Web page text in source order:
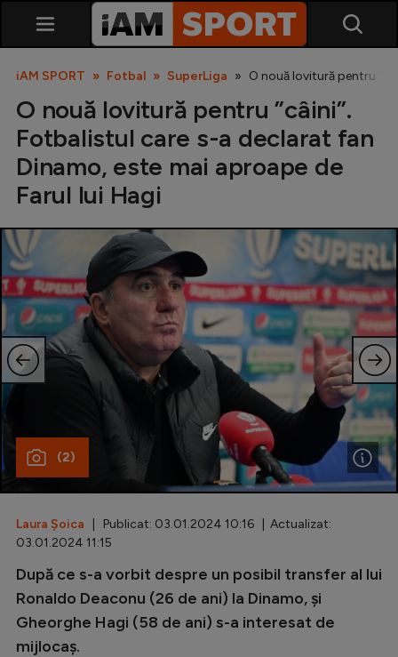
SuperLiga
Liga 2
Cupa României
Echipa Națională
U21
Fotbal feminin
Diverse
Inedit
Clasamente
Champions League
iAM SPORT Fotbal SuperLiga O nouă lovitură pentru
O nouă lovitură pentru ”câini”.
Fotbalistul care s-a declarat fan
Dinamo, este mai aproape de
Farul lui Hagi
(2)
Laura Șoica | Publicat: 03.01.2024 10:16 | Actualizat:
03.01.2024 11:15
După ce s-a vorbit despre un posibil transfer al lui
Ronaldo Deaconu (26 de ani) la Dinamo, și
Gheorghe Hagi (58 de ani) s-a interesat de
mijlocaș.